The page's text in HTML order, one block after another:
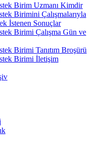
Birim Uzmanı Kimdir
Birimini Çalışmalarıyla
İstenen Sonuçlar
Birimi Çalışma Gün ve
Birimi Tanıtım Broşürü
Birimi İletişim